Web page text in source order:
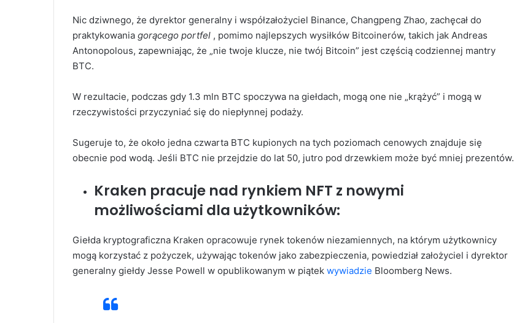
Nic dziwnego, że dyrektor generalny i współzałożyciel Binance, Changpeng Zhao, zachęcał do
praktykowania gorącego portfel , pomimo najlepszych wysiłków Bitcoinerów, takich jak Andreas
Antonopolous, zapewniając, że „nie twoje klucze, nie twój Bitcoin” jest częścią codziennej mantry
BTC.
W rezultacie, podczas gdy 1.3 mln BTC spoczywa na giełdach, mogą one nie „krążyć” i mogą w
rzeczywistości przyczyniać się do niepłynnej podaży.
Sugeruje to, że około jedna czwarta BTC kupionych na tych poziomach cenowych znajduje się
obecnie pod wodą. Jeśli BTC nie przejdzie do lat 50, jutro pod drzewkiem może być mniej prezentów.
Kraken pracuje nad rynkiem NFT z nowymi
możliwościami dla użytkowników:
Giełda kryptograficzna Kraken opracowuje rynek tokenów niezamiennych, na którym użytkownicy
mogą korzystać z pożyczek, używając tokenów jako zabezpieczenia, powiedział założyciel i dyrektor
generalny giełdy Jesse Powell w opublikowanym w piątek wywiadzie Bloomberg News.